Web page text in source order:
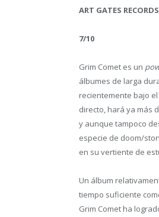
ART GATES RECORDS
7/10
Grim Comet es un
álbumes de larga
recientemente bajo
directo, hará ya más
y aunque tampoco
especie de doom/
en su vertiente de
Un álbum
tiempo suficiente
Grim Comet ha